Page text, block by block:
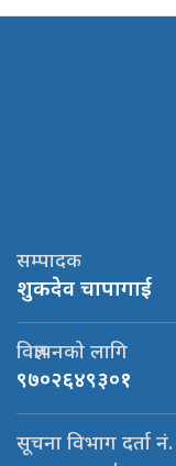
सम्पादक
शुकदेव चापागाई
विज्ञापनको लागि
९७०२६४९३०१
सूचना विभाग दर्ता नं.